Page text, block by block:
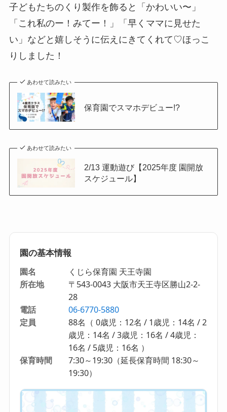
子どもたちのくり製作を飾ると「かわいい〜」
「これ私のー！みてー！」「早くママに見せた
い」などと嬉しそうに伝えにきてくれて♡ほっこ
りしました！
あわせて読みたい
保育園でスマホデビュー!?
あわせて読みたい
2/13 運動遊び【2025年度 園開放
スケジュール】
園の基本情報
園名
くじら保育園 天王寺園
所在地
〒543-0043 大阪市天王寺区勝山2-2-
28
電話
06-6770-5880
定員
88名（ 0歳児：12名 / 1歳児：14名 / 2
歳児：14名 / 3歳児：16名 / 4歳児：
16名 / 5歳児：16名 ）
保育時間
7:30～19:30（延長保育時間 18:30～
19:30）